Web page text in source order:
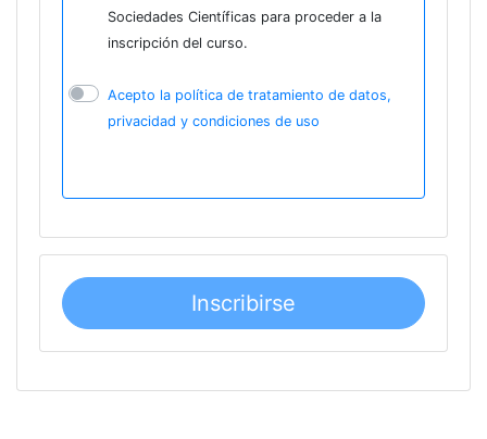
Sociedades Científicas para proceder a la
inscripción del curso.
Acepto la política de tratamiento de datos,
privacidad y condiciones de uso
Inscribirse